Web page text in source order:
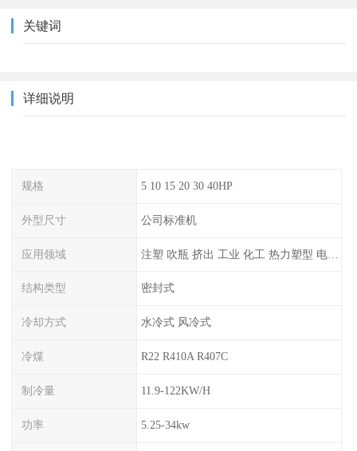
关键词
详细说明
规格 5 10 15 20 30 40HP
外型尺寸 公司标准机
应用领域 注塑 吹瓶 挤出 工业 化工 热力塑型 电镀等
结构类型 密封式
冷却方式 水冷式 风冷式
冷煤 R22 R410A R407C
制冷量 11.9-122KW/H
功率 5.25-34kw